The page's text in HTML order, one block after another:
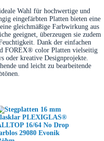
Wahl für hochwertige und
eingefärbten Platten bieten eine
gleichmäßige Farbwirkung aus
geeignet, überzeugen sie zudem
Dank der einfachen
FOREX® color Platten vielseitig
oder kreative Designprojekte.
und leicht zu bearbeitende